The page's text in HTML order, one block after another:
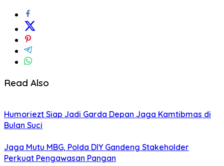
Read Also
Humoriezt Siap Jadi Garda Depan Jaga Kamtibmas di
Bulan Suci
Jaga Mutu MBG, Polda DIY Gandeng Stakeholder
Perkuat Pengawasan Pangan